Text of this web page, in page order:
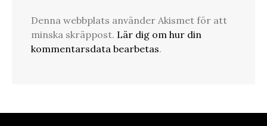
Denna webbplats använder Akismet för att
minska skräppost. Lär dig om hur din
kommentarsdata bearbetas.